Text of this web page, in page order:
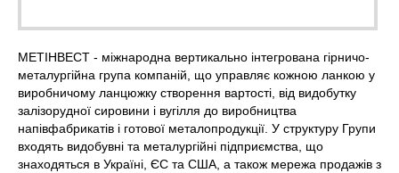
МЕТІНВЕСТ - міжнародна вертикально інтегрована гірничо-
металургійна група компаній, що управляє кожною ланкою у
виробничому ланцюжку створення вартості, від видобутку
залізорудної сировини і вугілля до виробництва
напівфабрикатів і готової металопродукції. У структуру Групи
входять видобувні та металургійні підприємства, що
знаходяться в Україні, ЄС та США, а також мережа продажів з